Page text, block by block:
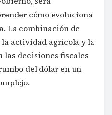
cómo evoluciona
La combinación de
actividad agrícola y la
las decisiones fiscales
del dólar en un